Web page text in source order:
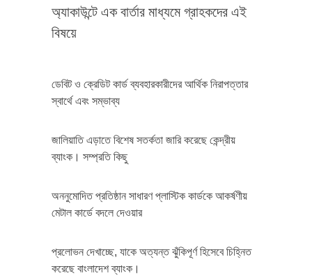
অ্যাকাউন্টে এক বার্তার মাধ্যমে গ্রাহকদের এই
বিষয়ে
ডেবিট ও ক্রেডিট কার্ড ব্যবহারকারীদের আর্থিক নিরাপত্তার
স্বার্থে এবং সম্ভাব্য
জালিয়াতি এড়াতে বিশেষ সতর্কতা জারি করেছে কেন্দ্রীয়
ব্যাংক। সম্প্রতি কিছু
অননুমোদিত প্রতিষ্ঠান সাধারণ প্লাস্টিক কার্ডকে আকর্ষণীয়
মেটাল কার্ডে বদলে দেওয়ার
প্রলোভন দেখাচ্ছে, যাকে অত্যন্ত ঝুঁকিপূর্ণ হিসেবে চিহ্নিত
করেছে বাংলাদেশ ব্যাংক।